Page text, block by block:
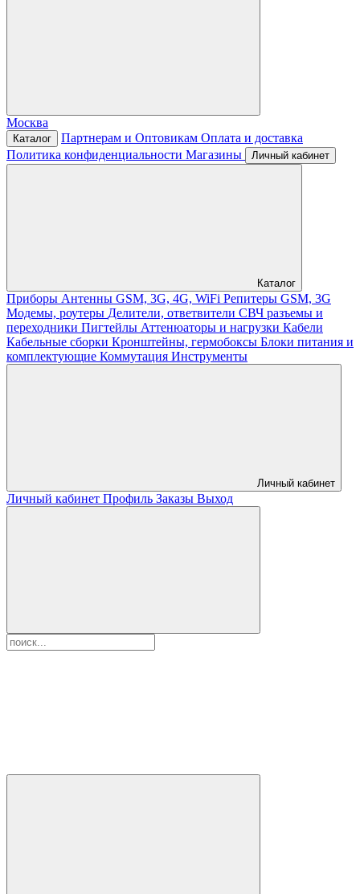
Москва
Каталог Партнерам и Оптовикам Оплата и доставка
Политика конфиденциальности Магазины Личный кабинет
Каталог
Приборы Антенны GSM, 3G, 4G, WiFi Репитеры GSM, 3G
Модемы, роутеры Делители, ответвители СВЧ разъемы и
переходники Пигтейлы Аттенюаторы и нагрузки Кабели
Кабельные сборки Кронштейны, гермобоксы Блоки питания и
комплектующие Коммутация Инструменты
Личный кабинет
Личный кабинет Профиль Заказы Выход